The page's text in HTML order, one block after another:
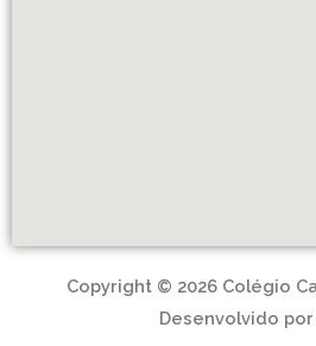
Copyright © 2026 Colégio
Desenvolvido